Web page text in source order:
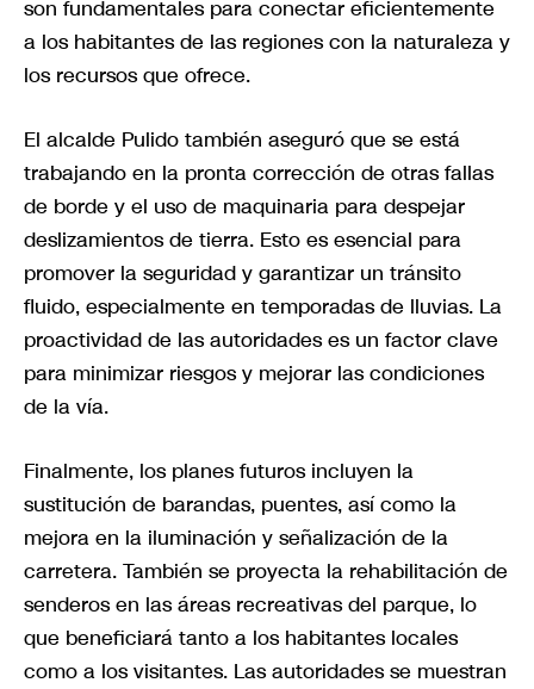
son fundamentales para conectar eficientemente
a los habitantes de las regiones con la naturaleza y
los recursos que ofrece.
El alcalde Pulido también aseguró que se está
trabajando en la pronta corrección de otras fallas
de borde y el uso de maquinaria para despejar
deslizamientos de tierra. Esto es esencial para
promover la seguridad y garantizar un tránsito
fluido, especialmente en temporadas de lluvias. La
proactividad de las autoridades es un factor clave
para minimizar riesgos y mejorar las condiciones
de la vía.
Finalmente, los planes futuros incluyen la
sustitución de barandas, puentes, así como la
mejora en la iluminación y señalización de la
carretera. También se proyecta la rehabilitación de
senderos en las áreas recreativas del parque, lo
que beneficiará tanto a los habitantes locales
como a los visitantes. Las autoridades se muestran